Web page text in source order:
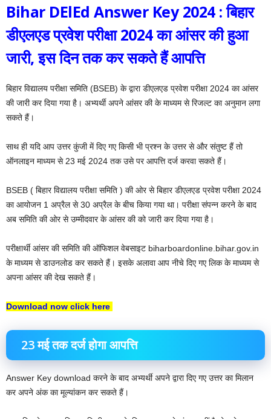
Bihar DElEd Answer Key 2024 : बिहार
डीएलएड प्रवेश परीक्षा 2024 का आंसर की हुआ
जारी, इस दिन तक कर सकते हैं आपत्ति
बिहार विद्यालय परीक्षा समिति (BSEB) के द्वारा डीएलएड प्रवेश परीक्षा 2024 का आंसर
की जारी कर दिया गया है। अभ्यर्थी अपने आंसर की के माध्यम से रिजल्ट का अनुमान लगा
सकते हैं।
साथ ही यदि आप उत्तर कुंजी में दिए गए किसी भी प्रश्न के उत्तर से और संतुष्ट हैं तो
ऑनलाइन माध्यम से 23 मई 2024 तक उसे पर आपत्ति दर्ज करवा सकते हैं।
BSEB ( बिहार विद्यालय परीक्षा समिति ) की ओर से बिहार डीएलएड प्रवेश परीक्षा 2024
का आयोजन 1 अप्रैल से 30 अप्रैल के बीच किया गया था। परीक्षा संपन्न करने के बाद
अब समिति की ओर से उम्मीदवार के आंसर की को जारी कर दिया गया है।
परीक्षार्थी आंसर की समिति की ऑफिशल वेबसाइट biharboardonline.bihar.gov.in
के माध्यम से डाउनलोड कर सकते हैं। इसके अलावा आप नीचे दिए गए लिक के माध्यम से
अपना आंसर की देख सकते हैं।
Download now click here
23 मई तक दर्ज होगा आपत्ति
Answer Key download करने के बाद अभ्यर्थी अपने द्वारा दिए गए उत्तर का मिलान
कर अपने अंक का मूल्यांकन कर‌ सकते हैं।